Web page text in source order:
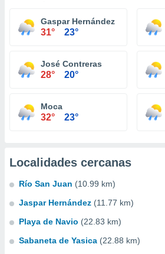
Gaspar Hernández
31° 23°
José Contreras
28° 20°
Moca
32° 23°
Localidades cercanas
Río San Juan (10.99 km)
Jaspar Hernández (11.77 km)
Playa de Navio (22.83 km)
Sabaneta de Yasica (22.88 km)